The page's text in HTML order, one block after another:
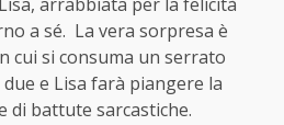
a sé. La vera sorpresa è
cui si consuma un serrato
e Lisa farà piangere la
di battute sarcastiche.